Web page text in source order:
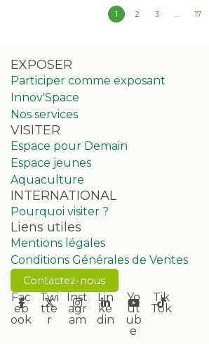
EXPOSER
Participer comme exposant
Innov'Space
Nos services
VISITER
Espace pour Demain
Espace jeunes
Aquaculture
INTERNATIONAL
Pourquoi visiter ?
Liens utiles
Mentions légales
Conditions Générales de Ventes
Contactez-nous
Fac
eb
ook
Twi
tte
r
Inst
agr
am
Lin
ke
din
Yo
ut
ub
e
Tik
Tok